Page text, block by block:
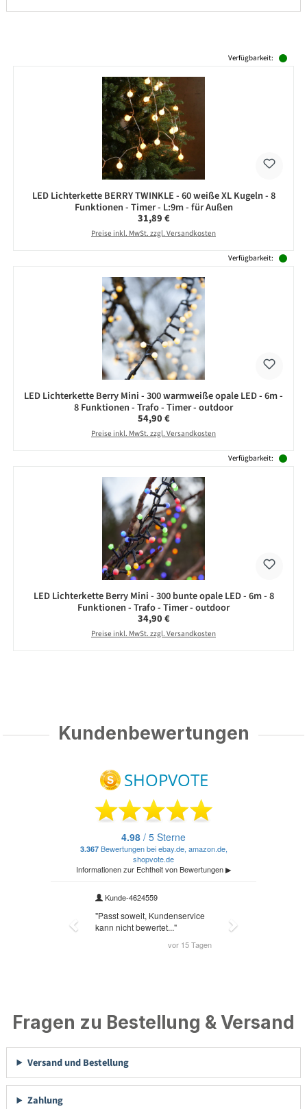
Verfügbarkeit:
LED Lichterkette BERRY TWINKLE - 60 weiße XL Kugeln - 8
Funktionen - Timer - L:9m - für Außen
Regulärer Preis:
31,89 €
Preise inkl. MwSt. zzgl. Versandkosten
Verfügbarkeit:
LED Lichterkette Berry Mini - 300 warmweiße opale LED - 6m -
8 Funktionen - Trafo - Timer - outdoor
Regulärer Preis:
54,90 €
Preise inkl. MwSt. zzgl. Versandkosten
Verfügbarkeit:
LED Lichterkette Berry Mini - 300 bunte opale LED - 6m - 8
Funktionen - Trafo - Timer - outdoor
Regulärer Preis:
34,90 €
Preise inkl. MwSt. zzgl. Versandkosten
Kundenbewertungen
Fragen zu Bestellung & Versand
Versand und Bestellung
Zahlung